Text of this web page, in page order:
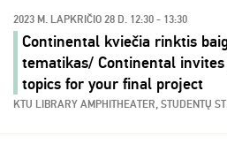
2023 M. LAPKRIČIO 28 D. 12:30 - 13:30
Continental kviečia rinktis
tematikas/ Continental
topics for your final project
KTU LIBRARY AMPHITHEATER, STUDENTŲ